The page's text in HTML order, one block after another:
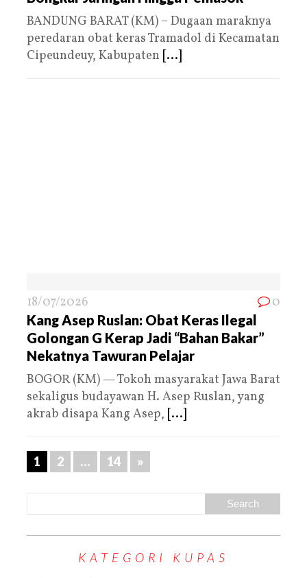
BANDUNG BARAT (KM) – Dugaan maraknya
peredaran obat keras Tramadol di Kecamatan
Cipeundeuy, Kabupaten [...]
18/07/2026 0
Kang Asep Ruslan: Obat Keras Ilegal
Golongan G Kerap Jadi “Bahan Bakar”
Nekatnya Tawuran Pelajar
BOGOR (KM) — Tokoh masyarakat Jawa Barat
sekaligus budayawan H. Asep Ruslan, yang
akrab disapa Kang Asep, [...]
1 2 … 14 »
KATEGORI KUPAS